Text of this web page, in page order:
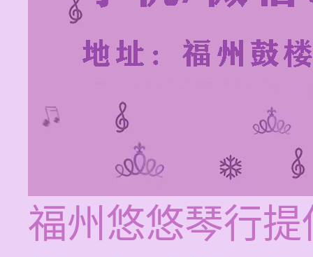
福州悠悠琴行